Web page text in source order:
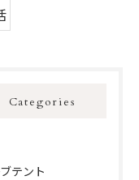
Categories
テント